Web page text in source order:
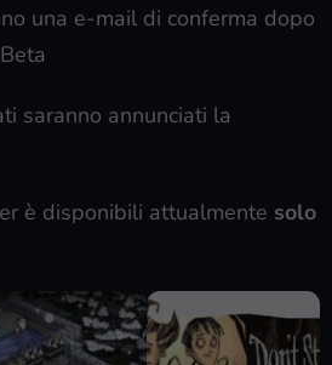
una e-mail di conferma dopo
saranno annunciati la
è disponibili attualmente solo